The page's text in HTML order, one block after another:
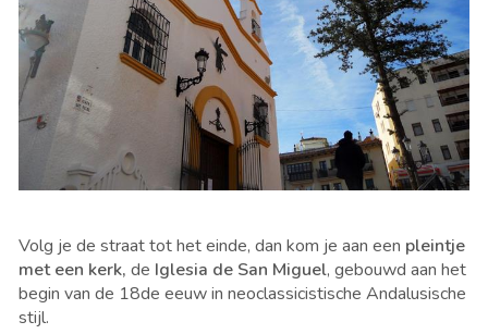
Volg je de straat tot het einde, dan kom je aan een pleintje
met een kerk, de Iglesia de San Miguel, gebouwd aan het
begin van de 18de eeuw in neoclassicistische Andalusische
stijl.